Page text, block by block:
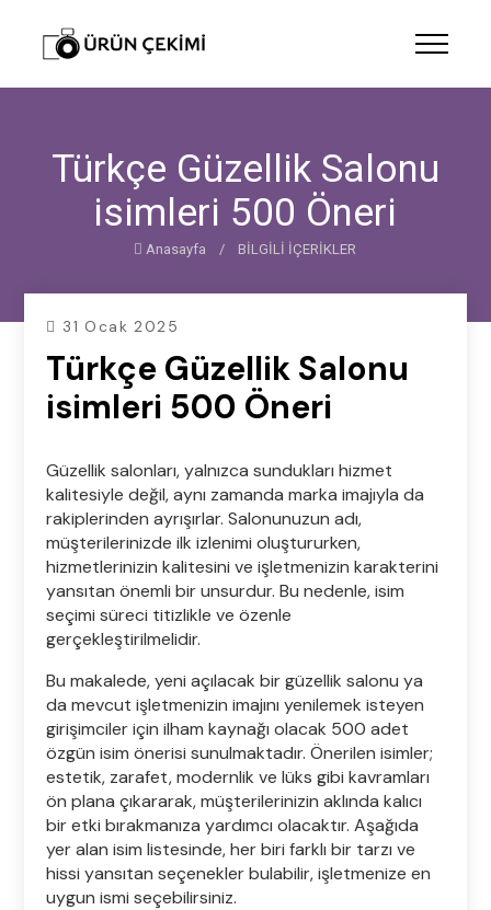
Türkçe Güzellik Salonu
isimleri 500 Öneri
Anasayfa / BİLGİLİ İÇERİKLER
31 Ocak 2025
Türkçe Güzellik Salonu
isimleri 500 Öneri
Güzellik salonları, yalnızca sundukları hizmet
kalitesiyle değil, aynı zamanda marka imajıyla da
rakiplerinden ayrışırlar. Salonunuzun adı,
müşterilerinizde ilk izlenimi oluştururken,
hizmetlerinizin kalitesini ve işletmenizin karakterini
yansıtan önemli bir unsurdur. Bu nedenle, isim
seçimi süreci titizlikle ve özenle
gerçekleştirilmelidir.
Bu makalede, yeni açılacak bir güzellik salonu ya
da mevcut işletmenizin imajını yenilemek isteyen
girişimciler için ilham kaynağı olacak 500 adet
özgün isim önerisi sunulmaktadır. Önerilen isimler;
estetik, zarafet, modernlik ve lüks gibi kavramları
ön plana çıkararak, müşterilerinizin aklında kalıcı
bir etki bırakmanıza yardımcı olacaktır. Aşağıda
yer alan isim listesinde, her biri farklı bir tarzı ve
hissi yansıtan seçenekler bulabilir, işletmenize en
uygun ismi seçebilirsiniz.